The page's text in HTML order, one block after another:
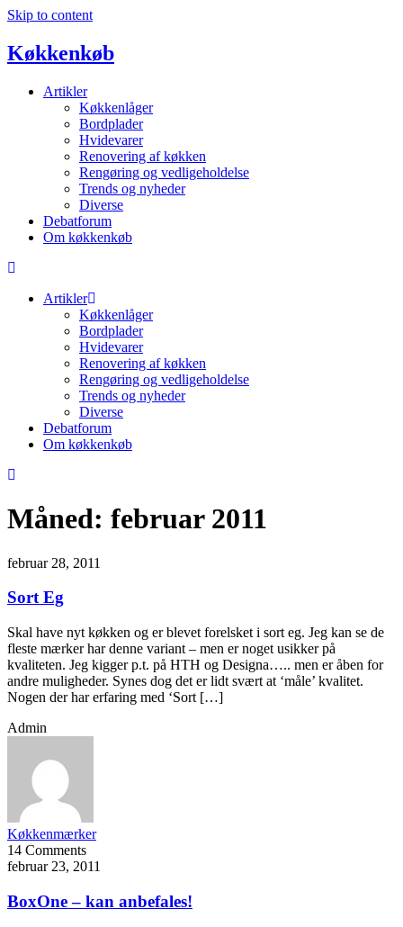
Skip to content
Køkkenkøb
Artikler
Køkkenlåger
Bordplader
Hvidevarer
Renovering af køkken
Rengøring og vedligeholdelse
Trends og nyheder
Diverse
Debatforum
Om køkkenkøb
Artikler
Køkkenlåger
Bordplader
Hvidevarer
Renovering af køkken
Rengøring og vedligeholdelse
Trends og nyheder
Diverse
Debatforum
Om køkkenkøb
Måned: februar 2011
februar 28, 2011
Sort Eg
Skal have nyt køkken og er blevet forelsket i sort eg. Jeg kan se de
fleste mærker har denne variant – men er noget usikker på
kvaliteten. Jeg kigger p.t. på HTH og Designa….. men er åben for
andre muligheder. Synes dog det er lidt svært at ‘måle’ kvalitet.
Nogen der har erfaring med ‘Sort […]
Admin
Køkkenmærker
14 Comments
februar 23, 2011
BoxOne – kan anbefales!